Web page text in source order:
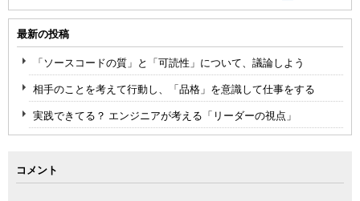
最新の投稿
「ソースコードの質」と「可読性」について、議論しよう
相手のことを考えて行動し、「品格」を意識して仕事をする
実践できてる？ エンジニアが考える「リーダーの視点」
コメント